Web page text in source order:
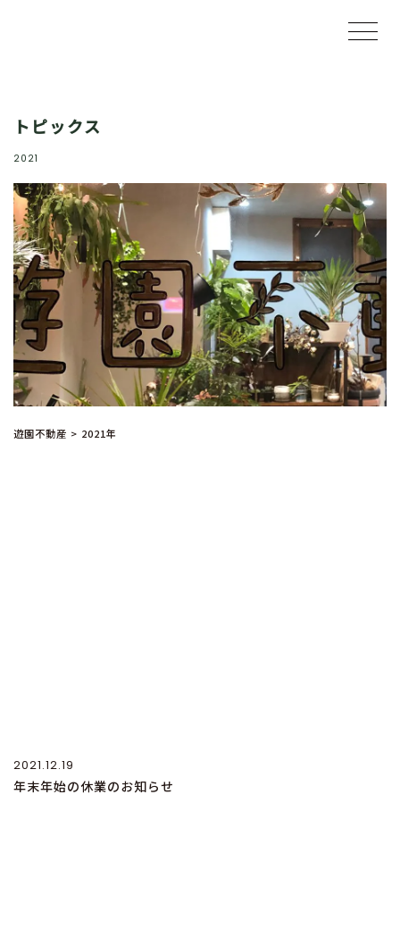
トピックス
2021
遊園不動産 > 2021年
2021.12.19
年末年始の休業のお知らせ